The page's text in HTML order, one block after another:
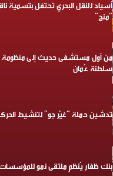
أسياد للنقل البحري تحتفل بتسمية
“منح”
من أول مستشفى حديث إلى
سلطنة عُمان
تدشين حملة “غيّر جو” لتنشيط
بنك ظفار يُنظم ملتقى نمو